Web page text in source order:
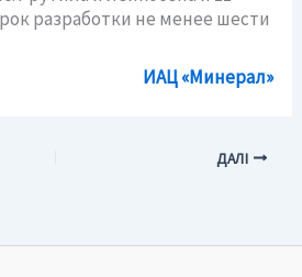
разработки не менее шести
ИАЦ «Минерал»
ДАЛІ